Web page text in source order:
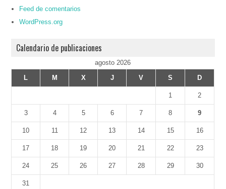
Feed de comentarios
WordPress.org
Calendario de publicaciones
agosto 2026
L
M X J V S D
1 2
3 4 5 6 7 8 9
10 11 12 13 14 15 16
17 18 19 20 21 22 23
24 25 26 27 28 29 30
31